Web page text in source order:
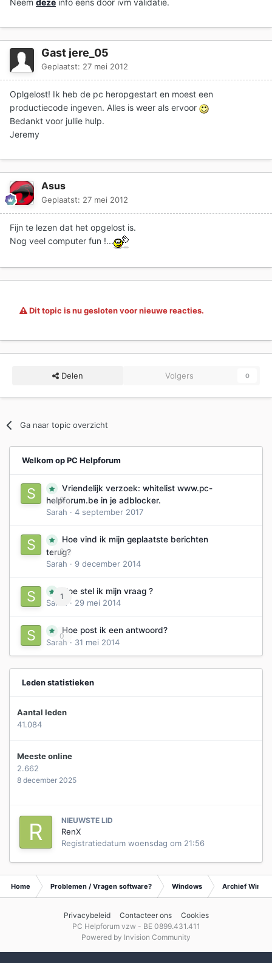
Neem deze info eens door ivm validatie.
Gast jere_05
Geplaatst: 27 mei 2012
Oplgelost! Ik heb de pc heropgestart en moest een
productiecode ingeven. Alles is weer als ervoor
Bedankt voor jullie hulp.
Jeremy
Asus
Geplaatst: 27 mei 2012
Fijn te lezen dat het opgelost is.
Nog veel computer fun !...
Dit topic is nu gesloten voor nieuwe reacties.
Delen Volgers 0
Ga naar topic overzicht
Welkom op PC Helpforum
0
Vriendelijk verzoek: whitelist www.pc-
helpforum.be in je adblocker.
Sarah · 4 september 2017
0
Hoe vind ik mijn geplaatste berichten
terug?
Sarah · 9 december 2014
1
Hoe stel ik mijn vraag ?
Sarah
· 29 mei 2014
0
Hoe post ik een antwoord?
Sarah · 31 mei 2014
Leden statistieken
Aantal leden
41.084
Meeste online
2.662
8 december 2025
NIEUWSTE LID
RenX
Registratiedatum woensdag om 21:56
Home Problemen / Vragen software? Windows Archief
Privacybeleid Contacteer ons
Cookies
PC Helpforum vzw - BE 0899.431.411
Powered by Invision Community